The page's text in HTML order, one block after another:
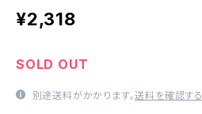
¥2,318
SOLD OUT
別途送料がかかります。送料を確認する